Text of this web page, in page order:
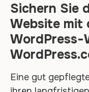
Sichern Sie
Website mit
WordPress-
Eine gut